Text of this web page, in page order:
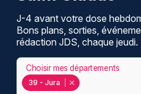
J-4 avant votre dose
Bons plans, sorties,
rédaction JDS, chaque jeudi.
39 - Jura
Choisir mes départements